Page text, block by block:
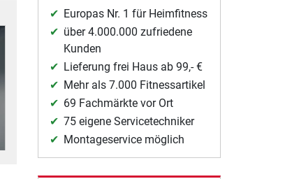
Europas Nr. 1 für Heimfitness
über 4.000.000 zufriedene
Kunden
Lieferung frei Haus ab 99,- €
Mehr als 7.000 Fitnessartikel
69 Fachmärkte vor Ort
75 eigene Servicetechniker
Montageservice möglich